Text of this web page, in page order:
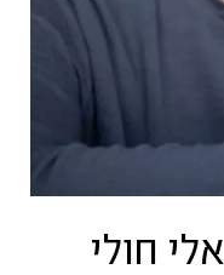
אלי חולי